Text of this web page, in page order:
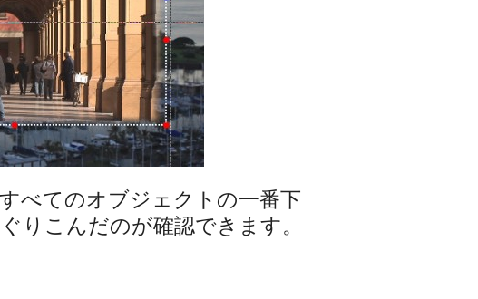
べてのオブジェクトの一番下
りこんだのが確認できます。